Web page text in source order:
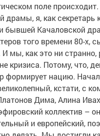
поле
драмы, я, как секретарь
бывшей Качаловской
того времени 80-х,
И мы, как это ни
кризиса. Потому, что,
формирует нацию.
кстати, с
Дима, Алина
коллектив –
и европейский,